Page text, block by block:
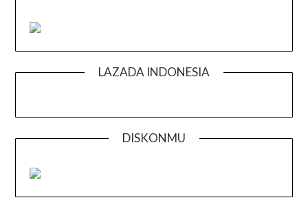
LAZADA INDONESIA
DISKONMU